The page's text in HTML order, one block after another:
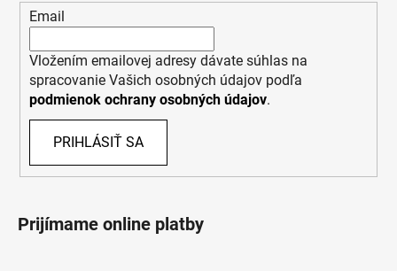
Email
Vložením emailovej adresy dávate súhlas na
spracovanie Vašich osobných údajov podľa
podmienok ochrany osobných údajov.
PRIHLÁSIŤ SA
Prijímame online platby